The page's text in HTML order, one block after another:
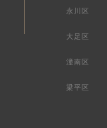
永川区
大足区
潼南区
梁平区